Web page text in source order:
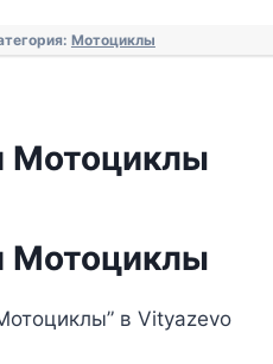
Мотоциклы
Мотоциклы
Мотоциклы
в Vityazevo